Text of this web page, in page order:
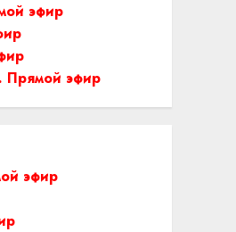
эфир
Прямой эфир
эфир